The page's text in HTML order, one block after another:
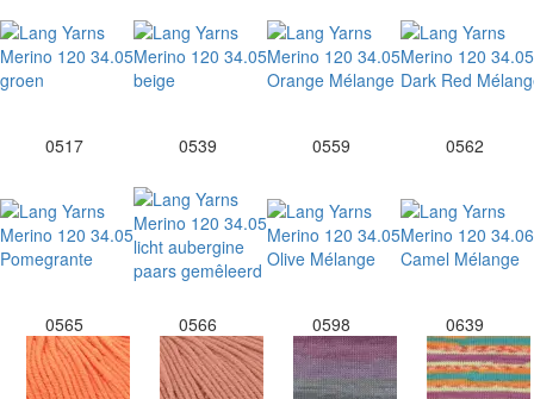
0517 0539 0559 0562
0565 0566 0598 0639